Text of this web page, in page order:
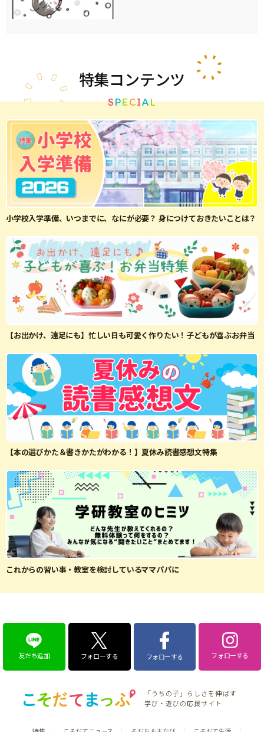
特集コンテンツ
SPECIAL
小学校入学準備、いつまでに、なにが必要？ 身につけておきたいことは？
【お出かけ、遠足にも】忙しい日も可愛く作りたい！子どもが喜ぶお弁当
【本の選びかた＆書きかたがわかる！】夏休み読書感想文特集
これからの習い事・教室を検討しているママパパに
友だち追加 フォローする フォローする フォローする
「うちの子」らしさを伸ばす
学び・遊びの応援サイト